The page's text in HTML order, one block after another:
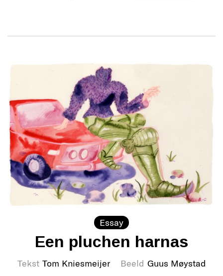
Essay
Een pluchen harnas
Tekst Tom Kniesmeijer Beeld Guus Møystad